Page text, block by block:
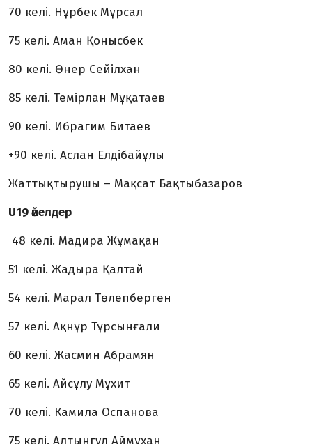
70 келі. Нұрбек Мұрсал
75 келі. Аман Қонысбек
80 келі. Өнер Сейілхан
85 келі. Темірлан Мұқатаев
90 келі. Ибрагим Битаев
+90 келі. Аслан Елдібайұлы
Жаттықтырушы – Мақсат Бақтыбазаров
U19 әйелдер
48 келі. Мадира Жұмақан
51 келі. Жадыра Қалтай
54 келі. Марал Төлепберген
57 келі. Ақнұр Тұрсынғали
60 келі. Жасмин Абрамян
65 келі. Айсұлу Мұхит
70 келі. Камила Оспанова